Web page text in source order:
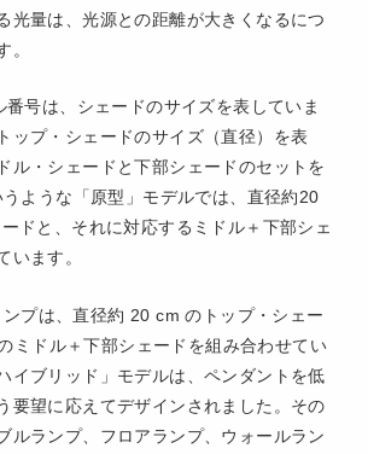
光量は、光源との距離が大きくなるにつ
。
番号は、シェードのサイズを表していま
ップ・シェードのサイズ（直径）を表
ル・シェードと下部シェードのセットを
ような「原型」モデルでは、直径約20
ドと、それに対応するミドル＋下部シェ
います。
プは、直径約 20 cm のトップ・シェー
ミドル＋下部シェードを組み合わせてい
イブリッド」モデルは、ペンダントを低
要望に応えてデザインされました。その
ルランプ、フロアランプ、ウォールラン